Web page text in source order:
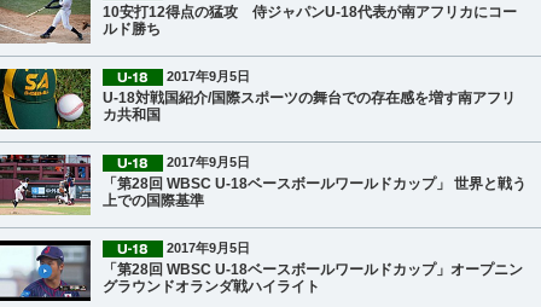
10安打12得点の猛攻 侍ジャパンU-18代表が南アフリカにコー
ルド勝ち
2017年9月5日
U-18対戦国紹介/国際スポーツの舞台での存在感を増す南アフリ
カ共和国
2017年9月5日
「第28回 WBSC U-18ベースボールワールドカップ」 世界と戦う
上での国際基準
2017年9月5日
「第28回 WBSC U-18ベースボールワールドカップ」オープニン
グラウンドオランダ戦ハイライト